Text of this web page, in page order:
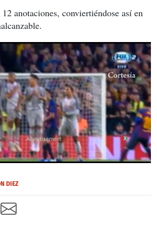
anotaciones, conviertiéndose así en
X
DIEZ